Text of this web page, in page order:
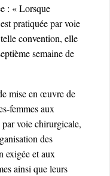
: « Lorsque
pratiquée par voie
convention, elle
semaine de
mise en œuvre de
femmes aux
voie chirurgicale,
des
exigée et aux
ainsi que leurs